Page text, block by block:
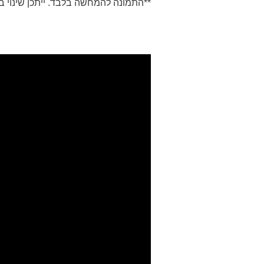
**התמונה להמחשה בלבד. ייתכן שינוי